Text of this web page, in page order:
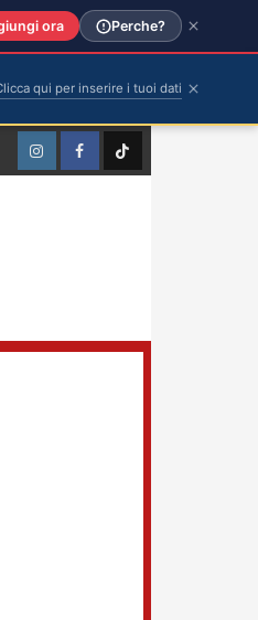
InstagramFacebookTikTok
ora Perche?
qui per inserire i tuoi dati